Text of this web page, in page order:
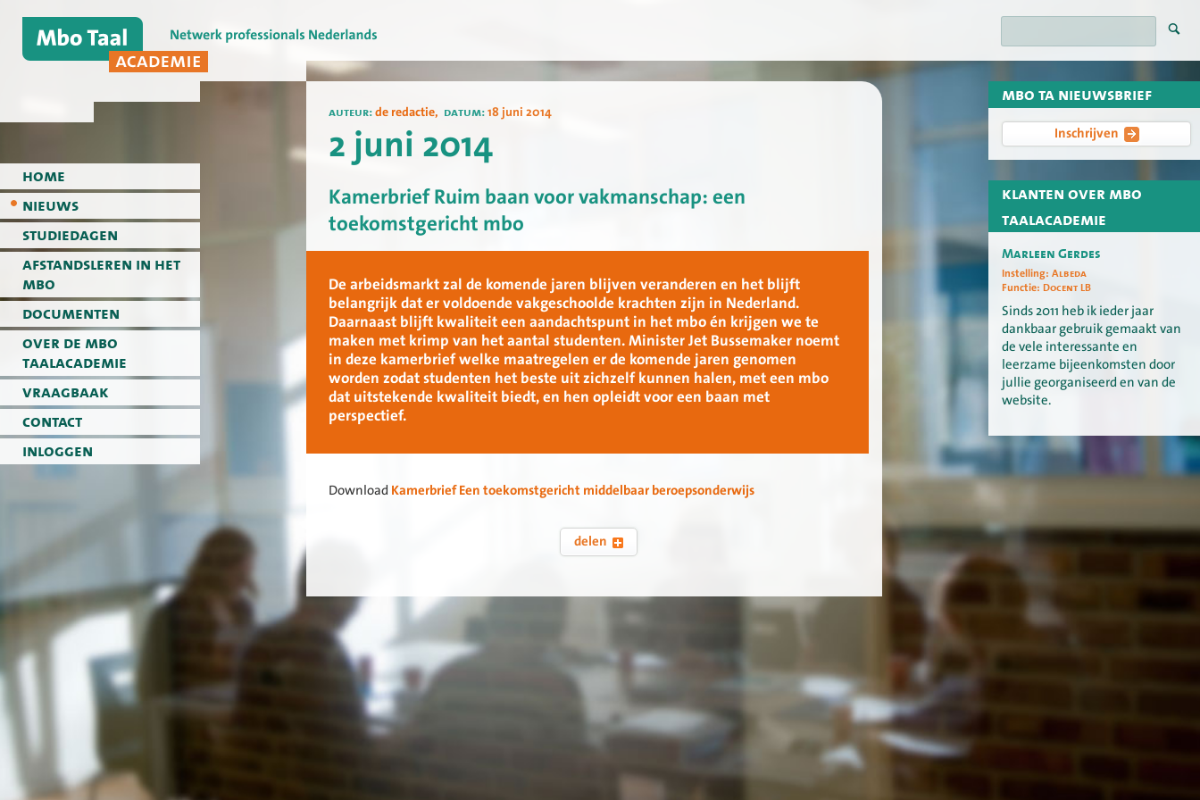
home
nieuws
studiedagen
afstandsleren in het
mbo
documenten
over de mbo
taalacademie
vraagbaak
contact
inloggen
mbo ta nieuwsbrief
Inschrijven
klanten over mbo
taalacademie
Marleen Gerdes
Instelling: Albeda
Functie: Docent LB
Sinds 2011 heb ik ieder jaar
dankbaar gebruik gemaakt van
de vele interessante en
leerzame bijeenkomsten door
jullie georganiseerd en van de
website.
auteur:de redactie, datum:18 juni 2014
2 juni 2014
Kamerbrief Ruim baan voor vakmanschap: een
toekomstgericht mbo
De arbeidsmarkt zal de komende jaren blijven veranderen en het blijft
belangrijk dat er voldoende vakgeschoolde krachten zijn in Nederland.
Daarnaast blijft kwaliteit een aandachtspunt in het mbo én krijgen we te
maken met krimp van het aantal studenten. Minister Jet Bussemaker noemt
in deze kamerbrief welke maatregelen er de komende jaren genomen
worden zodat studenten het beste uit zichzelf kunnen halen, met een mbo
dat uitstekende kwaliteit biedt, en hen opleidt voor een baan met
perspectief.
Download Kamerbrief Een toekomstgericht middelbaar beroepsonderwijs
delen